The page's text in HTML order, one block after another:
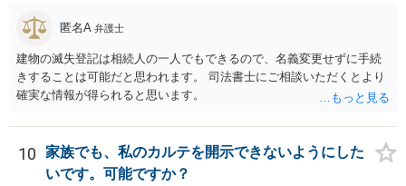
匿名A 弁護士
建物の滅失登記は相続人の一人でもできるので、名義変更せずに手続
きすることは可能だと思われます。 司法書士にご相談いただくとより
確実な情報が得られると思います。
10
家族でも、私のカルテを開示できないようにした
いです。可能ですか？